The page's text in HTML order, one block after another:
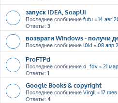
запуск IDEA, SoapUI
Последнее сообщение futu « 14 авг
Ответы: 3
возврати Windows - получи
Последнее сообщение l0ki « 08 апр
ProFTPd
Последнее сообщение d_fdv « 21
Ответы: 1
Google Books & copyright
Последнее сообщение Virgil« 17 фев
Ответы: 4